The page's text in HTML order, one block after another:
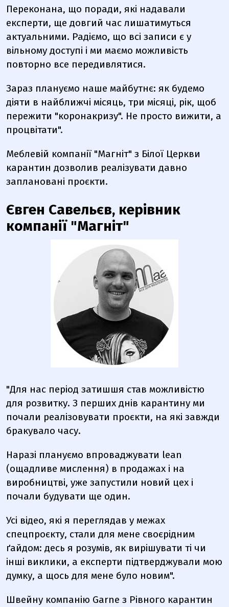
Переконана, що поради, які надавали
експерти, ще довгий час лишатимуться
актуальними. Радіємо, що всі записи є у
вільному доступі і ми маємо можливість
повторно все передивлятися.
Зараз плануємо наше майбутнє: як будемо
діяти в найближчі місяць, три місяці, рік, щоб
пережити "коронакризу". Не просто вижити, а
процвітати".
Меблевій компанії "Магніт" з Білої Церкви
карантин дозволив реалізувати давно
заплановані проєкти.
Євген Савельєв, керівник
компанії "Магніт"
"Для нас період затишшя став можливістю
для розвитку. З перших днів карантину ми
почали реалізовувати проєкти, на які завжди
бракувало часу.
Наразі плануємо впроваджувати lean
(ощадливе мислення) в продажах і на
виробництві, уже запустили новий цех і
почали будувати ще один.
Усі відео, які я переглядав у межах
спецпроєкту, стали для мене своєрідним
ґайдом: десь я розумів, як вирішувати ті чи
інші виклики, а експерти підтверджували мою
думку, а щось для мене було новим".
Швейну компанію Garne з Рівного карантин